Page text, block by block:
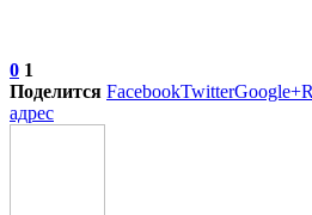
0 1
Поделится FacebookTwitterGoogle+
адрес